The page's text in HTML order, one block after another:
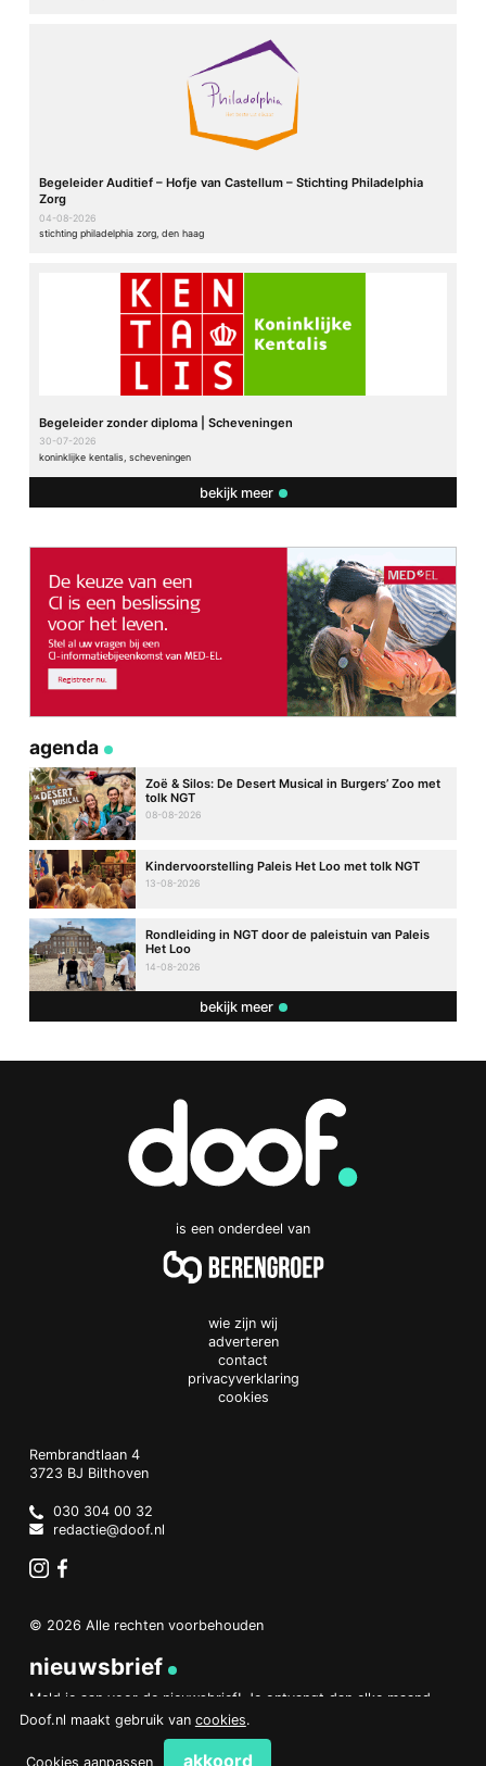
Begeleider Auditief – Hofje van Castellum – Stichting Philadelphia
Zorg
04-08-2026
stichting philadelphia zorg, den haag
Begeleider zonder diploma | Scheveningen
30-07-2026
koninklijke kentalis, scheveningen
bekijk meer
agenda
Zoë & Silos: De Desert Musical in Burgers’ Zoo met
tolk NGT
08-08-2026
Kindervoorstelling Paleis Het Loo met tolk NGT
13-08-2026
Rondleiding in NGT door de paleistuin van Paleis
Het Loo
14-08-2026
bekijk meer
is een onderdeel van
wie zijn wij
adverteren
contact
privacyverklaring
cookies
Doof.nl
work
Rembrandtlaan 4
3723 BJ Bilthoven
Netherlands
030 304 00 32
redactie@doof.nl
© 2026 Alle rechten voorbehouden
nieuwsbrief
Meld je aan voor de nieuwsbrief! Je ontvangt dan elke maand
een overzicht van het belangrijkste nieuws.
aanmelden
Doof.nl maakt gebruik van cookies.
Cookies aanpassen akkoord